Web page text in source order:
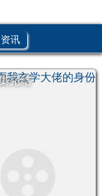
资讯
完结